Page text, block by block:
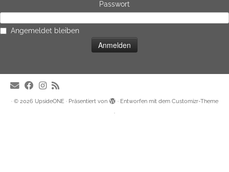
Passwort
Angemeldet bleiben
· © 2026 UpsideONE· Präsentiert von · Entworfen mit dem Customizr-Theme
·